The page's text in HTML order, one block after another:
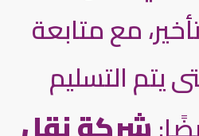
مع متابعة
يتم التسليم